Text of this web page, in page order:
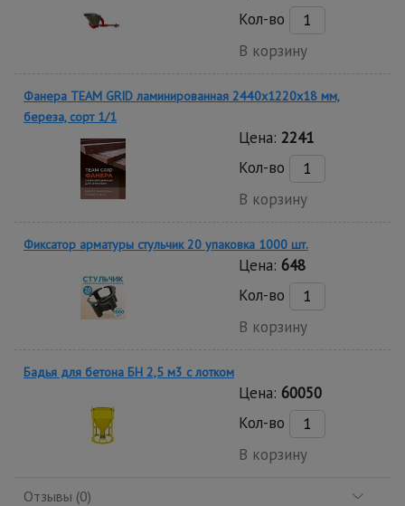
Кол-во
В корзину
Фанера TEAM GRID ламинированная 2440х1220х18 мм,
береза, сорт 1/1
Цена: 2241
Кол-во
В корзину
Фиксатор арматуры стульчик 20 упаковка 1000 шт.
Цена: 648
Кол-во
В корзину
Бадья для бетона БН 2,5 м3 с лотком
Цена: 60050
Кол-во
В корзину
Отзывы (0)